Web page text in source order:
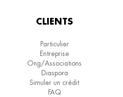
CLIENTS
Particulier
Entreprise
Ong/Associations
Diaspora
Simuler un crédit
FAQ